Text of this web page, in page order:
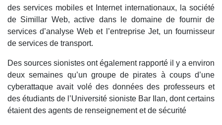
des services mobiles et Internet internationaux, la société
de Simillar Web, active dans le domaine de fournir de
services d’analyse Web et l’entreprise Jet, un fournisseur
de services de transport.
Des sources sionistes ont également rapporté il y a environ
deux semaines qu’un groupe de pirates à coups d’une
cyberattaque avait volé des données des professeurs et
des étudiants de l’Université sioniste Bar Ilan, dont certains
étaient des agents de renseignement et de sécurité